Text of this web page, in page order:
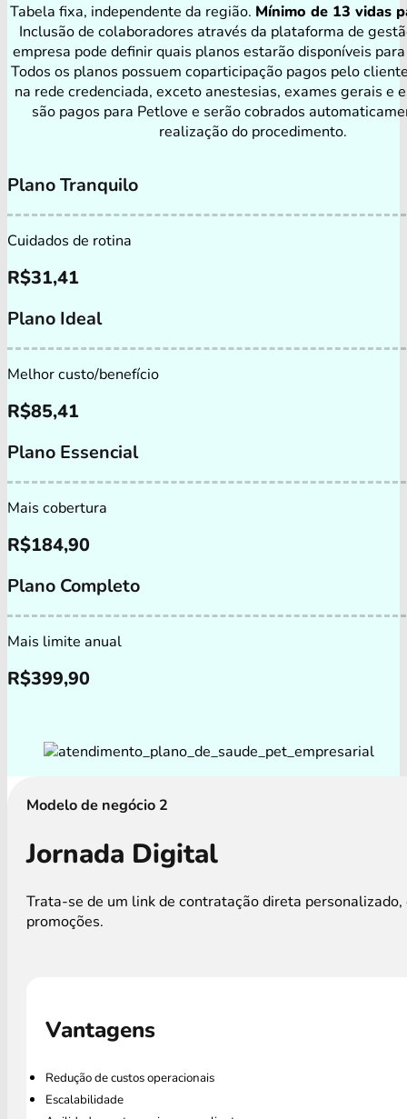
Tabela fixa, independente da região. Mínimo de 13 vidas
Inclusão de colaboradores através da plataforma de
empresa pode definir quais planos estarão disponíveis
Todos os planos possuem coparticipação pagos pelo
na rede credenciada, exceto anestesias, exames gerais e
são pagos para Petlove e serão cobrados
realização do procedimento.
Plano Tranquilo
Cuidados de rotina
R$31,41
Plano Ideal
Melhor custo/benefício
R$85,41
Plano Essencial
Mais cobertura
R$184,90
Plano Completo
Mais limite anual
R$399,90
Modelo de negócio 2
Jornada Digital
Trata-se de um link de contratação direta
promoções.
Vantagens
Redução de custos operacionais
Escalabilidade